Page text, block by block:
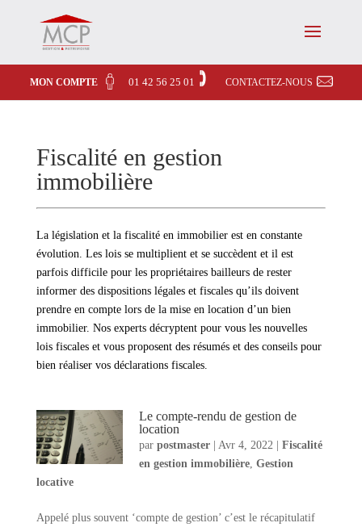
MON COMPTE 01 42 56 25 01 CONTACTEZ-NOUS
Fiscalité en gestion
immobilière
La législation et la fiscalité en immobilier est en constante
évolution. Les lois se multiplient et se succèdent et il est
parfois difficile pour les propriétaires bailleurs de rester
informer des dispositions légales et fiscales qu’ils doivent
prendre en compte lors de la mise en location d’un bien
immobilier. Nos experts décryptent pour vous les nouvelles
lois fiscales et vous proposent des résumés et des conseils pour
bien réaliser vos déclarations fiscales.
Le compte-rendu de gestion de
location
parpostmaster |Avr 4, 2022 |Fiscalité
en gestion immobilière,Gestion
locative
Appelé plus souvent ‘compte de gestion’ c’est le récapitulatif